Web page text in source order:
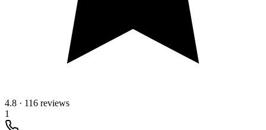
4.8 · 116 reviews
1